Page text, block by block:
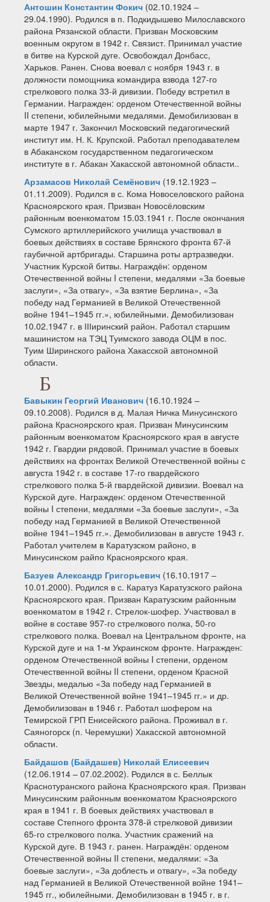
Антошин Константин Фокич (02.10.1924 –
29.04.1990). Родился в п. Подкидышево Милославского
района Рязанской области. Призван Московским
военным округом в 1942 г. Связист. Принимал участие
в битве на Курской дуге. Освобождал Донбасс,
Харьков. Ранен. Снова воевал с ноября 1943 г. в
должности помощника командира взвода 127-го
стрелкового полка 33-й дивизии. Победу встретил в
Германии. Награжден: орденом Отечественной войны
II степени, юбилейными медалями. Демобилизован в
марте 1947 г. Закончил Московский педагогический
институт им. Н. К. Крупской. Работал преподавателем
в Абаканском государственном педагогическом
институте в г. Абакан Хакасской автономной области..
Арзамасов Николай Семёнович (19.12.1923 –
01.11.2009). Родился в с. Кома Новоселовского района
Красноярского края. Призван Новосёловским
районным военкоматом 15.03.1941 г. После окончания
Сумского артиллерийского училища участвовал в
боевых действиях в составе Брянского фронта 67-й
гаубичной артбригады. Старшина роты артразведки.
Участник Курской битвы. Награждён: орденом
Отечественной войны I степени, медалями «За боевые
заслуги», «За отвагу», «За взятие Берлина», «За
победу над Германией в Великой Отечественной
войне 1941–1945 гг.», юбилейными. Демобилизован
10.02.1947 г. в ІІІиринский район. Работал старшим
машинистом на ТЭЦ Туимского завода ОЦМ в пос.
Туим Ширинского района Хакасской автономной
области.
Б
Бавыкин Георгий Иванович (16.10.1924 –
09.10.2008). Родился в д. Малая Ничка Минусинского
района Красноярского края. Призван Минусинским
районным военкоматом Красноярского края в августе
1942 г. Гвардии рядовой. Принимал участие в боевых
действиях на фронтах Великой Отечественной войны с
августа 1942 г. в составе 17-го гвардейского
стрелкового полка 5-й гвардейской дивизии. Воевал на
Курской дуге. Награжден: орденом Отечественной
войны I степени, медалями «За боевые заслуги», «За
победу над Германией в Великой Отечественной
войне 1941–1945 гг.». Демобилизован в августе 1943 г.
Работал учителем в Каратузском районо, в
Минусинском райпо Красноярского края.
Базуев Александр Григорьевич (16.10.1917 –
10.01.2000). Родился в с. Каратуз Каратузского района
Красноярского края. Призван Каратузским районным
военкоматом в 1942 г. Стрелок-шофер. Участвовал в
войне в составе 957-го стрелкового полка, 50-го
стрелкового полка. Воевал на Центральном фронте, на
Курской дуге и на 1-м Украинском фронте. Награжден:
орденом Отечественной войны I степени, орденом
Отечественной войны II степени, орденом Красной
Звезды, медалью «За победу над Германией в
Великой Отечественной войне 1941–1945 гг.» и др.
Демобилизован в 1946 г. Работал шофером на
Темирской ГРП Енисейского района. Проживал в г.
Саяногорск (п. Черемушки) Хакасской автономной
области.
Байдашов (Байдашев) Николай Елисеевич
(12.06.1914 – 07.02.2002). Родился в с. Беллык
Краснотуранского района Красноярского края. Призван
Минусинским районным военкоматом Красноярского
края в 1941 г. В боевых действиях участвовал в
составе Степного фронта 378-й стрелковой дивизии
65-го стрелкового полка. Участник сражений на
Курской дуге. В 1943 г. ранен. Награждён: орденом
Отечественной войны II степени, медалями: «За
боевые заслуги», «За доблесть и отвагу», «За победу
над Германией в Великой Отечественной войне 1941–
1945 гг., юбилейными. Демобилизован в 1945 г. в г.